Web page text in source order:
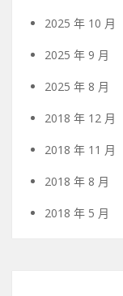
2025 年 10 月
2025 年 9 月
2025 年 8 月
2018 年 12 月
2018 年 11 月
2018 年 8 月
2018 年 5 月